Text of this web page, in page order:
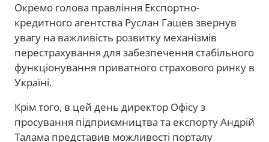
Окремо голова правління Експортно-
кредитного агентства Руслан Гашев звернув
увагу на важливість розвитку механізмів
перестрахування для забезпечення стабільного
функціонування приватного страхового ринку в
Україні.
Крім того, в цей день директор Офісу з
просування підприємництва та експорту Андрій
Талама представив можливості порталу